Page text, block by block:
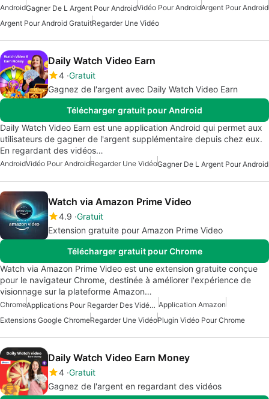
AndroidGagner De L Argent Pour AndroidVidéo Pour AndroidArgent Pour Android
Argent Pour Android GratuitRegarder Une Vidéo
Daily Watch Video Earn
4 Gratuit
Gagnez de l'argent avec Daily Watch Video Earn
Télécharger gratuit pour Android
Daily Watch Video Earn est une application Android qui permet aux
utilisateurs de gagner de l'argent supplémentaire depuis chez eux.
En regardant des vidéos…
AndroidVidéo Pour AndroidRegarder Une VidéoGagner De L Argent Pour Android
Watch via Amazon Prime Video
4.9 Gratuit
Extension gratuite pour Amazon Prime Video
Télécharger gratuit pour Chrome
Watch via Amazon Prime Video est une extension gratuite conçue
pour le navigateur Chrome, destinée à améliorer l'expérience de
visionnage sur la plateforme Amazon…
Chrome Applications Pour Regarder Des Vidéos Ensemble En Temps Réel Application Amazon
Extensions Google ChromeRegarder Une VidéoPlugin Vidéo Pour Chrome
Daily Watch Video Earn Money
4 Gratuit
Gagnez de l'argent en regardant des vidéos